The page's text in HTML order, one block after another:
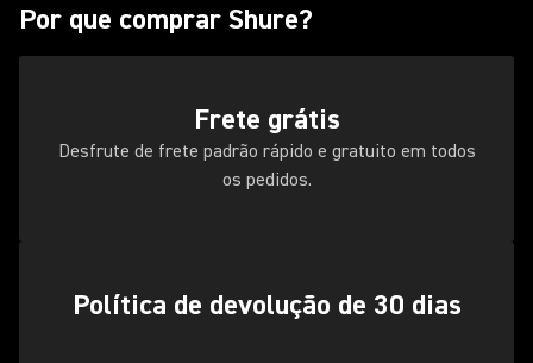
Por que comprar Shure?
Frete grátis
Desfrute de frete padrão rápido e gratuito em todos
os pedidos.
Política de devolução de 30 dias